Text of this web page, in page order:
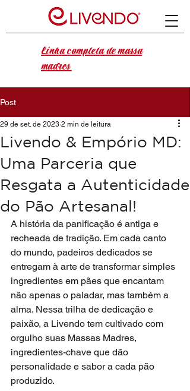
Linha completa de massa
madres
Post
Livendo & Empório MD:
Uma Parceria que
Resgata a Autenticidade
do Pão Artesanal!
29 de set. de 2023 2 min de leitura
A história da panificação é antiga e
recheada de tradição. Em cada canto
do mundo, padeiros dedicados se
entregam à arte de transformar simples
ingredientes em pães que encantam
não apenas o paladar, mas também a
alma. Nessa trilha de dedicação e
paixão, a Livendo tem cultivado com
orgulho suas Massas Madres,
ingredientes-chave que dão
personalidade e sabor a cada pão
produzido.